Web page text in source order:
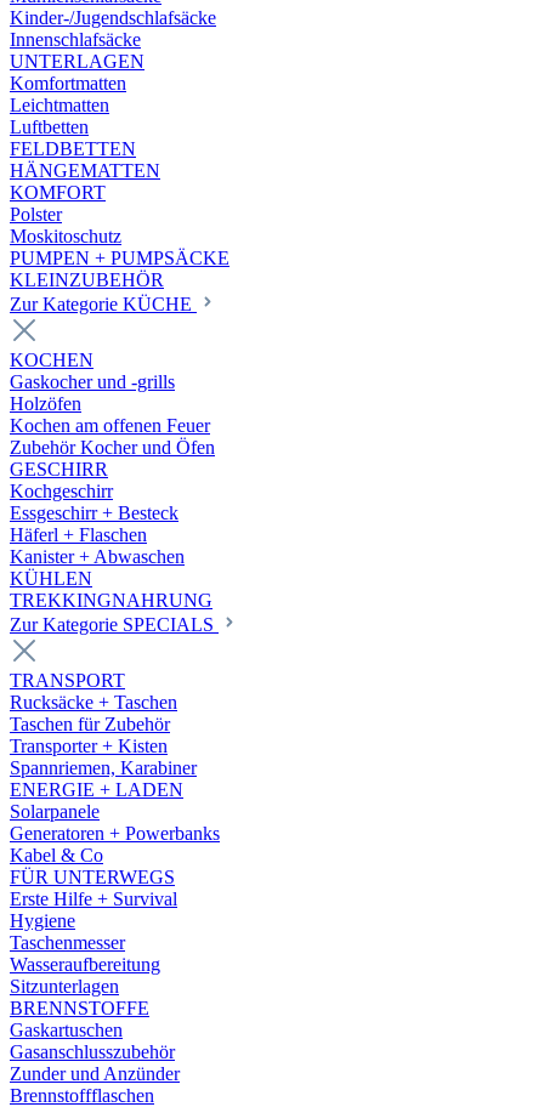
Kinder-/Jugendschlafsäcke
Innenschlafsäcke
UNTERLAGEN
Komfortmatten
Leichtmatten
Luftbetten
FELDBETTEN
HÄNGEMATTEN
KOMFORT
Polster
Moskitoschutz
PUMPEN + PUMPSÄCKE
KLEINZUBEHÖR
Zur Kategorie KÜCHE
KOCHEN
Gaskocher und -grills
Holzöfen
Kochen am offenen Feuer
Zubehör Kocher und Öfen
GESCHIRR
Kochgeschirr
Essgeschirr + Besteck
Häferl + Flaschen
Kanister + Abwaschen
KÜHLEN
TREKKINGNAHRUNG
Zur Kategorie SPECIALS
TRANSPORT
Rucksäcke + Taschen
Taschen für Zubehör
Transporter + Kisten
Spannriemen, Karabiner
ENERGIE + LADEN
Solarpanele
Generatoren + Powerbanks
Kabel & Co
FÜR UNTERWEGS
Erste Hilfe + Survival
Hygiene
Taschenmesser
Wasseraufbereitung
Sitzunterlagen
BRENNSTOFFE
Gaskartuschen
Gasanschlusszubehör
Zunder und Anzünder
Brennstoffflaschen